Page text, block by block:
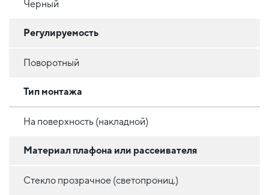
Черный
Регулируемость
Поворотный
Тип монтажа
На поверхность (накладной)
Материал плафона или рассеивателя
Стекло прозрачное (светопрониц.)